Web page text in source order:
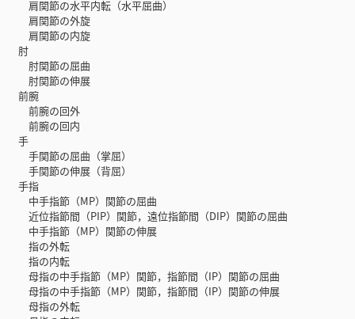
肩関節の水平内転（水平屈曲）
肩関節の外旋
肩関節の内旋
肘
肘関節の屈曲
肘関節の伸展
前腕
前腕の回外
前腕の回内
手
手関節の屈曲（掌屈）
手関節の伸展（背屈）
手指
中手指節（MP）関節の屈曲
近位指節間（PIP）関節，遠位指節間（DIP）関節の屈曲
中手指節（MP）関節の伸展
指の外転
指の内転
母指の中手指節（MP）関節，指節間（IP）関節の屈曲
母指の中手指節（MP）関節，指節間（IP）関節の伸展
母指の外転